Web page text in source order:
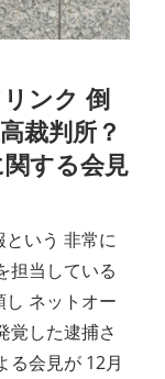
ンク 倒
裁判所？
する会見
いう 非常に
担当している
ネットオー
覚した逮捕さ
る会見が 12月